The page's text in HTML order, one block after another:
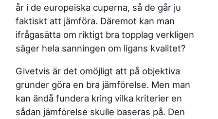
år i de europeiska cuperna, så de går ju
faktiskt att jämföra. Däremot kan man
ifrågasätta om riktigt bra topplag verkligen
säger hela sanningen om ligans kvalitet?
Givetvis är det omöjligt att på objektiva
grunder göra en bra jämförelse. Men man
kan ändå fundera kring vilka kriterier en
sådan jämförelse skulle baseras på. Den